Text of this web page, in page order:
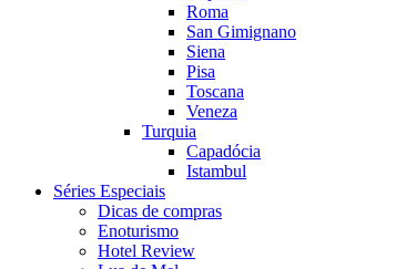
Roma
San Gimignano
Siena
Pisa
Toscana
Veneza
Turquia
Capadócia
Istambul
Séries Especiais
Dicas de compras
Enoturismo
Hotel Review